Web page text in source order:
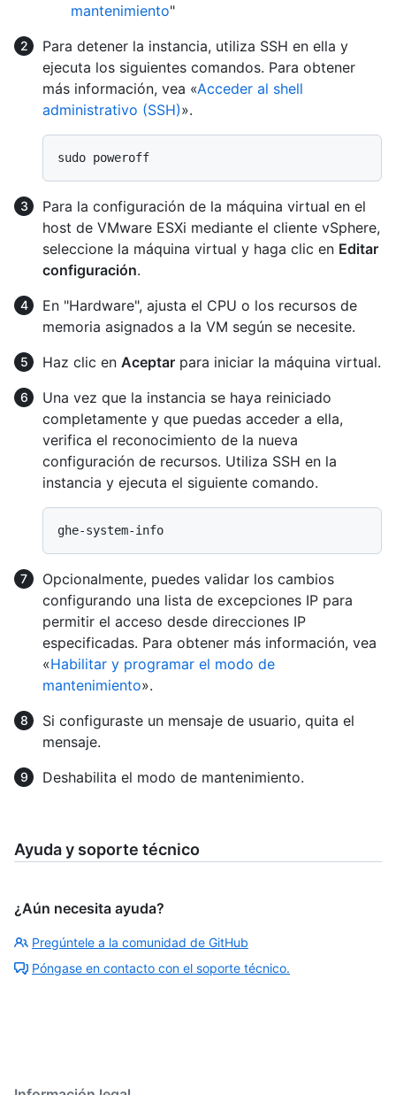
mantenimiento"
Para detener la instancia, utiliza SSH en ella y
ejecuta los siguientes comandos. Para obtener
más información, vea «Acceder al shell
administrativo (SSH)».
Para la configuración de la máquina virtual en el
host de VMware ESXi mediante el cliente vSphere,
seleccione la máquina virtual y haga clic en Editar
configuración.
En "Hardware", ajusta el CPU o los recursos de
memoria asignados a la VM según se necesite.
Haz clic en Aceptar para iniciar la máquina virtual.
Una vez que la instancia se haya reiniciado
completamente y que puedas acceder a ella,
verifica el reconocimiento de la nueva
configuración de recursos. Utiliza SSH en la
instancia y ejecuta el siguiente comando.
Opcionalmente, puedes validar los cambios
configurando una lista de excepciones IP para
permitir el acceso desde direcciones IP
especificadas. Para obtener más información, vea
«Habilitar y programar el modo de
mantenimiento».
Si configuraste un mensaje de usuario, quita el
mensaje.
Deshabilita el modo de mantenimiento.
Ayuda y soporte técnico
¿Aún necesita ayuda?
Pregúntele a la comunidad de GitHub
Póngase en contacto con el soporte técnico.